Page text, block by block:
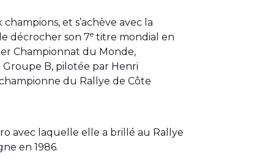
et s’achève avec la
décrocher son 7e titre mondial en
Championnat du Monde,
B, pilotée par Henri
du Rallye de Côte
avec laquelle elle a brillé au Rallye
en 1986.